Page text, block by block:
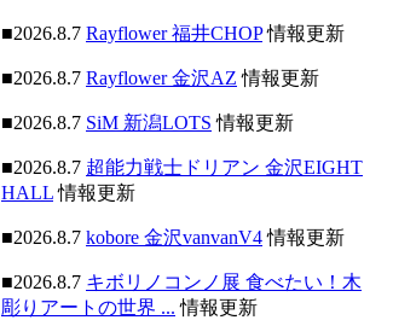
■2026.8.7 Rayflower 福井CHOP情報更新
■2026.8.7 Rayflower 金沢AZ 情報更新
■2026.8.7 SiM 新潟LOTS 情報更新
■2026.8.7 超能力戦士ドリアン 金沢EIGHT
HALL情報更新
■2026.8.7 kobore 金沢vanvanV4情報更新
■2026.8.7 キボリノコンノ展 食べたい！木
彫りアートの世界 ... 情報更新